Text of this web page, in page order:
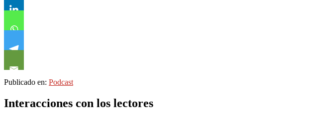
Publicado en: Podcast
Interacciones con los lectores